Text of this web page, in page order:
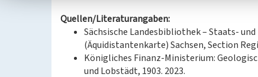
Quellen/Literaturangaben:
Sächsische Landesbibliothek – Staats-
(Äquidistantenkarte) Sachsen, Section
Königliches Finanz-Ministerium:
und Lobstädt, 1903. 2023.